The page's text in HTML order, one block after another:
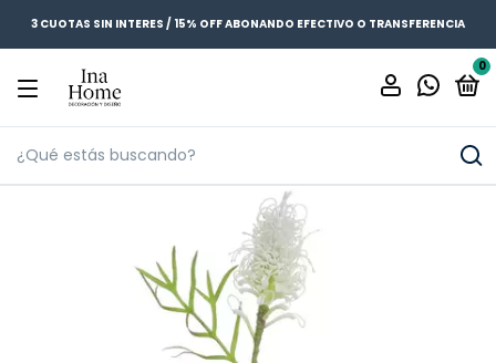
3 CUOTAS SIN INTERES / 15% OFF ABONANDO EFECTIVO O TRANSFERENCIA
0